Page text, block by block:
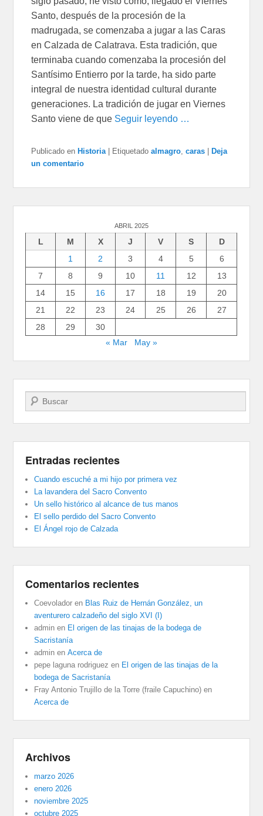
Santo, después de la procesión de la
madrugada, se comenzaba a jugar a las Caras
en Calzada de Calatrava. Esta tradición, que
terminaba cuando comenzaba la procesión del
Santísimo Entierro por la tarde, ha sido parte
integral de nuestra identidad cultural durante
generaciones. La tradición de jugar en Viernes
Santo viene de que Seguir leyendo …
Publicado en Historia Etiquetado almagro,caras
Deja
un comentario
ABRIL 2025
L M X J V S
D
1
2 3 4 5
6
7
8 9 10 11 12
13
14
15 16 17 18 19
20
21
22 23 24 25 26
27
28
29
30
« Mar
May »
Buscar
Entradas recientes
Cuando escuché a mi hijo por primera vez
La lavandera del Sacro Convento
Un sello histórico al alcance de tus manos
El sello perdido del Sacro Convento
El Ángel rojo de Calzada
Comentarios recientes
Coevolador en Blas Ruiz de Hernán González, un
aventurero calzadeño del siglo XVI (I)
admin en El origen de las tinajas de la bodega de
Sacristanía
admin enAcerca de
pepe laguna rodriguez en El origen de las tinajas de la
bodega de Sacristanía
Fray Antonio Trujillo de la Torre (fraile Capuchino) en
Acerca de
Archivos
marzo 2026
enero 2026
noviembre 2025
octubre 2025